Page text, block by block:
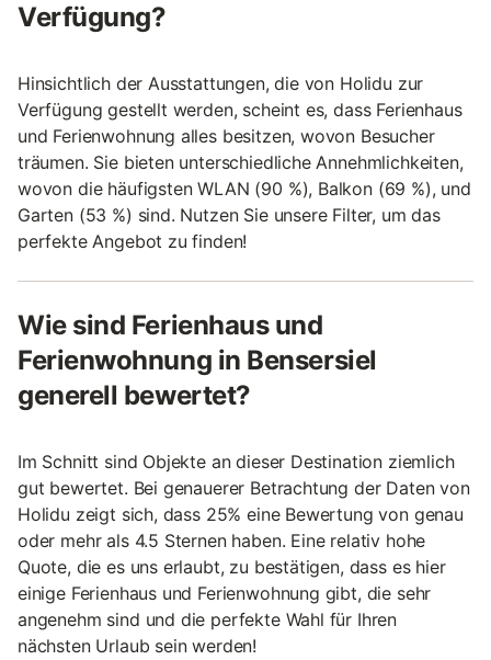
Verfügung?
Hinsichtlich der Ausstattungen, die von Holidu zur
Verfügung gestellt werden, scheint es, dass Ferienhaus
und Ferienwohnung alles besitzen, wovon Besucher
träumen. Sie bieten unterschiedliche Annehmlichkeiten,
wovon die häufigsten WLAN (90 %), Balkon (69 %), und
Garten (53 %) sind. Nutzen Sie unsere Filter, um das
perfekte Angebot zu finden!
Wie sind Ferienhaus und
Ferienwohnung in Bensersiel
generell bewertet?
Im Schnitt sind Objekte an dieser Destination ziemlich
gut bewertet. Bei genauerer Betrachtung der Daten von
Holidu zeigt sich, dass 25% eine Bewertung von genau
oder mehr als 4.5 Sternen haben. Eine relativ hohe
Quote, die es uns erlaubt, zu bestätigen, dass es hier
einige Ferienhaus und Ferienwohnung gibt, die sehr
angenehm sind und die perfekte Wahl für Ihren
nächsten Urlaub sein werden!